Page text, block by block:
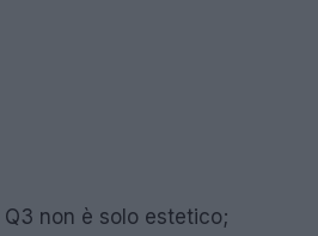
non è solo estetico;